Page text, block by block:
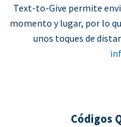
Text-to-Give permite
momento y lugar, por lo
unos toques de
Códigos